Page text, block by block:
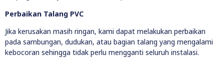
Perbaikan Talang PVC
Jika kerusakan masih ringan, kami dapat melakukan perbaikan
pada sambungan, dudukan, atau bagian talang yang mengalami
kebocoran sehingga tidak perlu mengganti seluruh instalasi.